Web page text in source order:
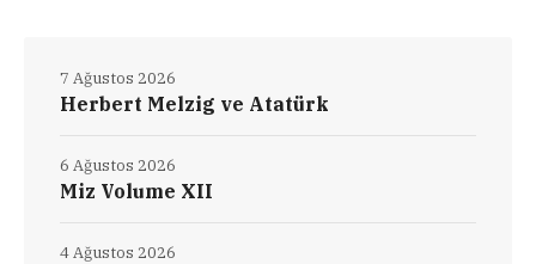
Herbert Melzig ve Atatürk
7 Ağustos 2026
Miz Volume XII
6 Ağustos 2026
4 Ağustos 2026